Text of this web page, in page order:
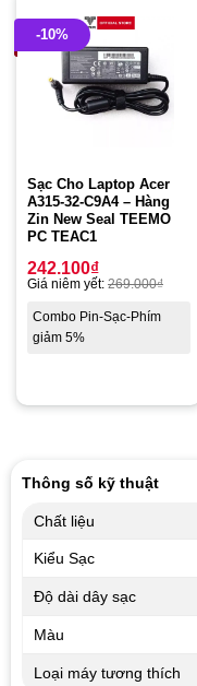
-10%
Sạc Cho Laptop Acer
A315-32-C9A4 – Hàng
Zin New Seal TEEMO
PC TEAC1
242.100₫
Giá niêm yết: 269.000₫
Combo Pin-Sạc-Phím
giảm 5%
Thông số kỹ thuật
Chất liệu
Kiểu Sạc
Độ dài dây sạc
Màu
Loại máy tương thích